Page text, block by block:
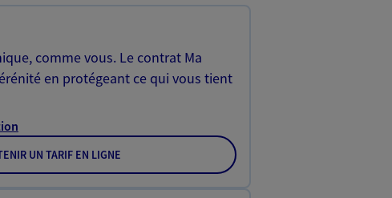
comme vous. Le contrat Ma
en protégeant ce qui vous tient
UN TARIF EN LIGNE